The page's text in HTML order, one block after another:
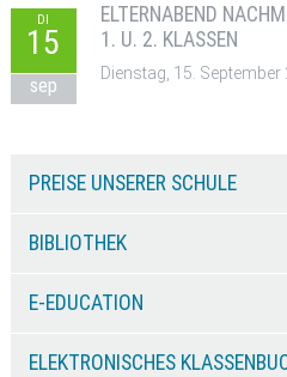
DI
15
sep
ELTERNABEND
1. U. 2. KLASSEN
Dienstag, 15.
PREISE UNSERER SCHULE
BIBLIOTHEK
E-EDUCATION
ELEKTRONISCHES